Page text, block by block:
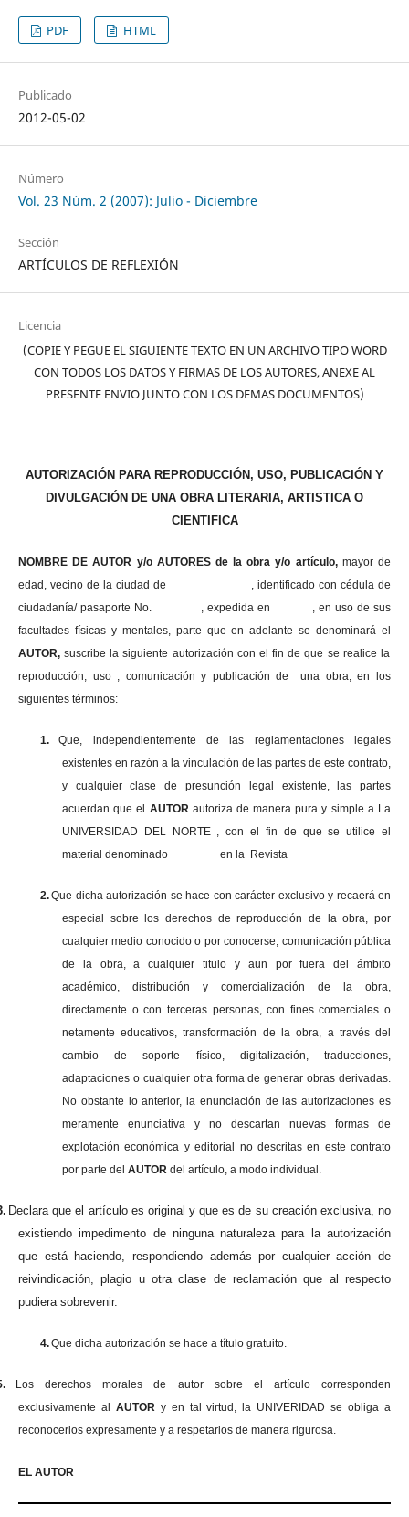
PDF HTML
Publicado
2012-05-02
Número
Vol. 23 Núm. 2 (2007): Julio - Diciembre
Sección
ARTÍCULOS DE REFLEXIÓN
Licencia
(COPIE Y PEGUE EL SIGUIENTE TEXTO EN UN ARCHIVO TIPO WORD
CON TODOS LOS DATOS Y FIRMAS DE LOS AUTORES, ANEXE AL
PRESENTE ENVIO JUNTO CON LOS DEMAS DOCUMENTOS)
AUTORIZACIÓN PARA REPRODUCCIÓN, USO, PUBLICACIÓN Y
DIVULGACIÓN DE UNA OBRA LITERARIA, ARTISTICA O
CIENTIFICA
NOMBRE DE AUTOR y/o AUTORES de la obra y/o artículo, mayor de
edad, vecino de la ciudad de , identificado con cédula de
ciudadanía/ pasaporte No. , expedida en , en uso de sus
facultades físicas y mentales, parte que en adelante se denominará el
AUTOR,suscribe la siguiente autorización con el fin de que se realice la
reproducción, uso , comunicación y publicación de una obra, en los
siguientes términos:
1.
Que, independientemente de las reglamentaciones legales
existentes en razón a la vinculación de las partes de este contrato,
y cualquier clase de presunción legal existente, las partes
acuerdan que el AUTOR autoriza de manera pura y simple a La
UNIVERSIDAD DEL NORTE , con el fin de que se utilice el
material denominado en la Revista
2.Que dicha autorización se hace con carácter exclusivo y recaerá en
especial sobre los derechos de reproducción de la obra, por
cualquier medio conocido o por conocerse, comunicación pública
de la obra, a cualquier titulo y aun por fuera del ámbito
académico, distribución y comercialización de la obra,
directamente o con terceras personas, con fines comerciales o
netamente educativos, transformación de la obra, a través del
cambio de soporte físico, digitalización, traducciones,
adaptaciones o cualquier otra forma de generar obras derivadas.
No obstante lo anterior, la enunciación de las autorizaciones es
meramente enunciativa y no descartan nuevas formas de
explotación económica y editorial no descritas en este contrato
por parte del AUTORdel artículo, a modo individual.
Declara que el artículo es original y que es de su creación exclusiva, no
existiendo impedimento de ninguna naturaleza para la autorización
que está haciendo, respondiendo además por cualquier acción de
reivindicación, plagio u otra clase de reclamación que al respecto
pudiera sobrevenir.
4.Que dicha autorización se hace a título gratuito.
Los derechos morales de autor sobre el artículo corresponden
exclusivamente al AUTOR y en tal virtud, la UNIVERIDAD se obliga a
reconocerlos expresamente y a respetarlos de manera rigurosa.
EL AUTOR